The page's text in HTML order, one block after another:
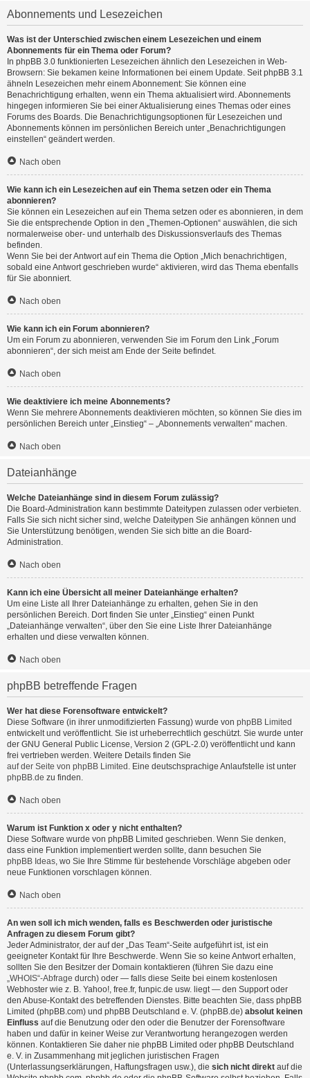
Abonnements und Lesezeichen
Was ist der Unterschied zwischen einem Lesezeichen und einem
Abonnements für ein Thema oder Forum?
In phpBB 3.0 funktionierten Lesezeichen ähnlich den Lesezeichen in Web-
Browsern: Sie bekamen keine Informationen bei einem Update. Seit phpBB 3.1
ähneln Lesezeichen mehr einem Abonnement: Sie können eine
Benachrichtigung erhalten, wenn ein Thema aktualisiert wird. Abonnements
hingegen informieren Sie bei einer Aktualisierung eines Themas oder eines
Forums des Boards. Die Benachrichtigungsoptionen für Lesezeichen und
Abonnements können im persönlichen Bereich unter „Benachrichtigungen
einstellen“ geändert werden.
Nach oben
Wie kann ich ein Lesezeichen auf ein Thema setzen oder ein Thema
abonnieren?
Sie können ein Lesezeichen auf ein Thema setzen oder es abonnieren, in dem
Sie die entsprechende Option in den „Themen-Optionen“ auswählen, die sich
normalerweise ober- und unterhalb des Diskussionsverlaufs des Themas
befinden.
Wenn Sie bei der Antwort auf ein Thema die Option „Mich benachrichtigen,
sobald eine Antwort geschrieben wurde“ aktivieren, wird das Thema ebenfalls
für Sie abonniert.
Nach oben
Wie kann ich ein Forum abonnieren?
Um ein Forum zu abonnieren, verwenden Sie im Forum den Link „Forum
abonnieren“, der sich meist am Ende der Seite befindet.
Nach oben
Wie deaktiviere ich meine Abonnements?
Wenn Sie mehrere Abonnements deaktivieren möchten, so können Sie dies im
persönlichen Bereich unter „Einstieg“ – „Abonnements verwalten“ machen.
Nach oben
Dateianhänge
Welche Dateianhänge sind in diesem Forum zulässig?
Die Board-Administration kann bestimmte Dateitypen zulassen oder verbieten.
Falls Sie sich nicht sicher sind, welche Dateitypen Sie anhängen können und
Sie Unterstützung benötigen, wenden Sie sich bitte an die Board-
Administration.
Nach oben
Kann ich eine Übersicht all meiner Dateianhänge erhalten?
Um eine Liste all Ihrer Dateianhänge zu erhalten, gehen Sie in den
persönlichen Bereich. Dort finden Sie unter „Einstieg“ einen Punkt
„Dateianhänge verwalten“, über den Sie eine Liste Ihrer Dateianhänge
erhalten und diese verwalten können.
Nach oben
phpBB betreffende Fragen
Wer hat diese Forensoftware entwickelt?
Diese Software (in ihrer unmodifizierten Fassung) wurde von phpBB Limited
entwickelt und veröffentlicht. Sie ist urheberrechtlich geschützt. Sie wurde unter
der GNU General Public License, Version 2 (GPL-2.0) veröffentlicht und kann
frei vertrieben werden. Weitere Details finden Sie
auf der Seite von phpBB Limited . Eine deutschsprachige Anlaufstelle ist unter
phpBB.de zu finden.
Nach oben
Warum ist Funktion x oder y nicht enthalten?
Diese Software wurde von phpBB Limited geschrieben. Wenn Sie denken,
dass eine Funktion implementiert werden sollte, dann besuchen Sie
phpBB Ideas, wo Sie Ihre Stimme für bestehende Vorschläge abgeben oder
neue Funktionen vorschlagen können.
Nach oben
An wen soll ich mich wenden, falls es Beschwerden oder juristische
Anfragen zu diesem Forum gibt?
Jeder Administrator, der auf der „Das Team“-Seite aufgeführt ist, ist ein
geeigneter Kontakt für Ihre Beschwerde. Wenn Sie so keine Antwort erhalten,
sollten Sie den Besitzer der Domain kontaktieren (führen Sie dazu eine
„WHOIS“-Abfrage durch) oder — falls diese Seite bei einem kostenlosen
Webhoster wie z. B. Yahoo!, free.fr, funpic.de usw. liegt — den Support oder
den Abuse-Kontakt des betreffenden Dienstes. Bitte beachten Sie, dass phpBB
Limited (phpBB.com) und phpBB Deutschland e. V. (phpBB.de) absolut keinen
Einfluss auf die Benutzung oder den oder die Benutzer der Forensoftware
haben und dafür in keiner Weise zur Verantwortung herangezogen werden
können. Kontaktieren Sie daher nie phpBB Limited oder phpBB Deutschland
e. V. in Zusammenhang mit jeglichen juristischen Fragen
(Unterlassungserklärungen, Haftungsfragen usw.), die sich nicht direkt auf die